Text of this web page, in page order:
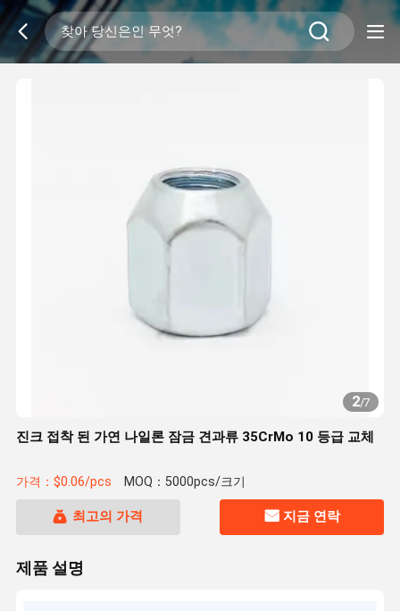
2/7
진크 접착 된 가연 나일론 잠금 견과류 35CrMo 10 등급 교체
가격：$0.06/pcs MOQ：5000pcs/크기
최고의 가격 지금 연락
제품 설명